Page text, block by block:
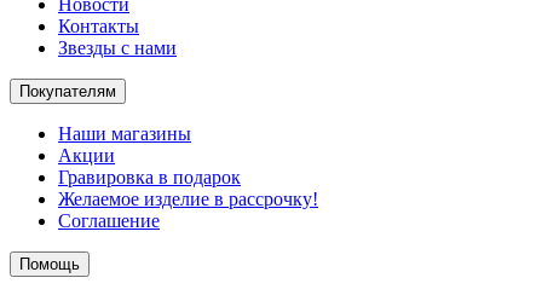
Новости
Контакты
Звезды с нами
Покупателям
Наши магазины
Акции
Гравировка в подарок
Желаемое изделие в рассрочку!
Соглашение
Помощь